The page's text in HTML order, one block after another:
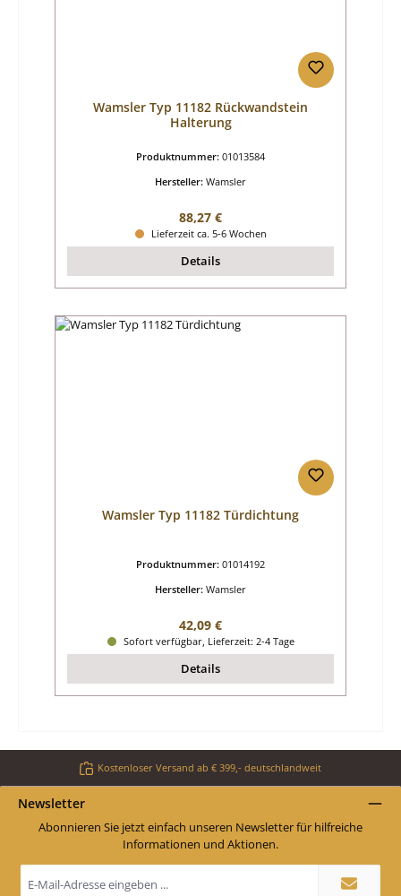
Wamsler Typ 11182 Rückwandstein
Halterung
Produktnummer: 01013584
Hersteller: Wamsler
Regulärer Preis:
88,27 €
Lieferzeit ca. 5-6 Wochen
Details
Wamsler Typ 11182 Türdichtung
Produktnummer: 01014192
Hersteller: Wamsler
Regulärer Preis:
42,09 €
Sofort verfügbar, Lieferzeit: 2-4 Tage
Details
Kostenloser Versand ab € 399,- deutschlandweit
Newsletter
Abonnieren Sie jetzt einfach unseren Newsletter für hilfreiche
Informationen und Aktionen.
E-
Mail-